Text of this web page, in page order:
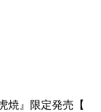
焼』限定発売【